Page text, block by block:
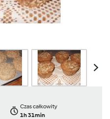
Czas całkowity
1h 31min